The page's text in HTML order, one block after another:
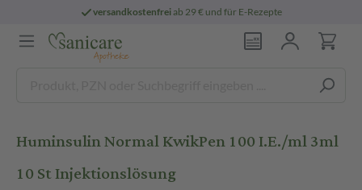
versandkostenfreiab 29 € und für E-Rezepte
Huminsulin Normal KwikPen 100 I.E./ml 3ml
10 St Injektionslösung